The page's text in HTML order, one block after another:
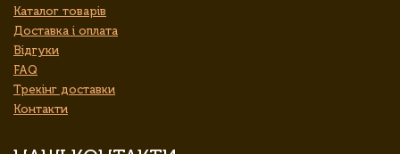
Каталог товарів
Доставка і оплата
Відгуки
FAQ
Трекінг доставки
Контакти